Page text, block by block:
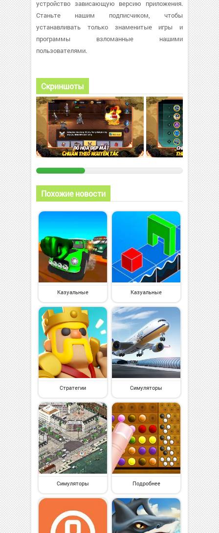
устройство зависающую версию приложения.
Станьте нашим подписчиком, чтобы
устанавливать только знаменитые игры и
программы взломанные нашими
пользователями.
Скриншоты
Похожие новости
Казуальные Казуальные
Стратегии Симуляторы
Симуляторы Подробнее